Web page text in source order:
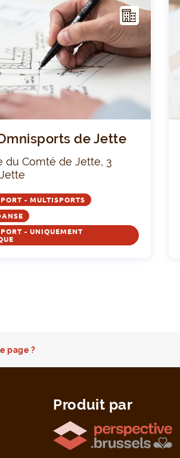
NFR
AST
RUC
de Jette
du Comté de Jette, 3
- MULTISPORTS
- UNIQUEMENT
page ?
Produit par